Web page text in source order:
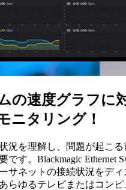
の速度グラフに
ニタリング！
況を理解し、問題が起こ
です。Blackmagic Ethernet
サネットの接続状況をディ
らゆるテレビまたはコン